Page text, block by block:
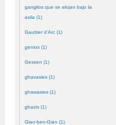
ganglios que se alojan bajo la
axila (1)
Gauttier d'Arc (1)
genios (1)
Gessen (1)
ghavasies (1)
ghawasies (1)
ghazis (1)
Gian-ben-Gian (1)